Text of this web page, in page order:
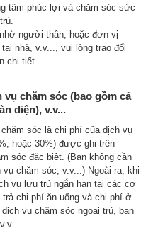
tâm phúc lợi và chăm sóc sức
người thân, hoặc đơn vị
nhà, v.v..., vui lòng trao đổi
chi tiết.
chăm sóc (bao gồm cả
diện), v.v...
sóc là chi phí của dịch vụ
hoặc 30%) được ghi trên
sóc đặc biệt. (Bạn không cần
chăm sóc, v.v...) Ngoài ra, khi
vụ lưu trú ngắn hạn tại các cơ
chi phí ăn uống và chi phí ở
vụ chăm sóc ngoại trú, bạn